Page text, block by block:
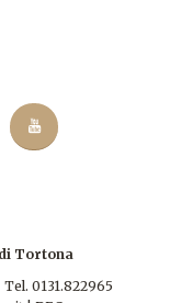
Tortona
0131.822965